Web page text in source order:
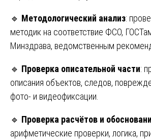
🔹 Методологический анализ:
методик на соответствие ФСО,
Минздрава, ведомственным
🔹 Проверка описательной части:
описания объектов, следов,
фото- и видеофиксации.
🔹 Проверка расчётов и
арифметические проверки, логика,